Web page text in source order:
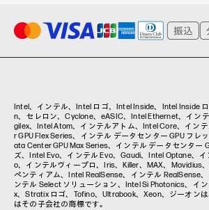
プリンター
タグ一覧
Intel、インテル、Intel ロゴ、Intel Inside、Intel Inside
n、セレロン、Cyclone、eASIC、Intel Ethernet、イン
gilex、Intel Atom、インテルアトム、Intel Core、イン
r GPU Flex Series、インテル データセンター GPU フレ
ata Center GPU Max Series、インテル データセンター
ズ、Intel Evo、インテル Evo、Gaudi、Intel Optane、
o、インテルヴィープロ、Iris、Killer、MAX、Movidius、
ペンティアム、Intel RealSense、インテル RealSense
ンテル Select ソリューション、Intel Si Photonics、イ
x、Stratix ロゴ、Tofino、Ultrabook、Xeon、ジーオン
はその子会社の商標です。